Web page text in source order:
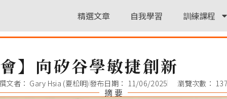
精選文章 自我學習 訓練課程
】向矽谷學敏捷創新
文者： Gary Hsia (夏松明)發布日期： 11/06/2025 瀏覽次數：
摘 要